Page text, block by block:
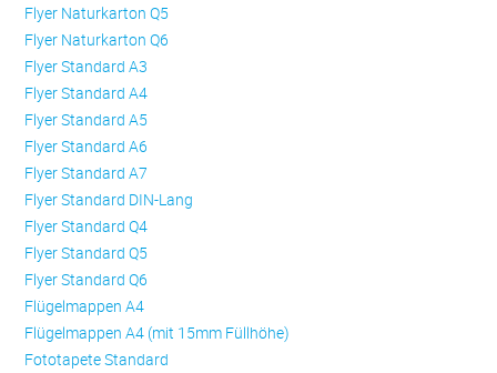
Flyer Naturkarton Q5
Flyer Naturkarton Q6
Flyer Standard A3
Flyer Standard A4
Flyer Standard A5
Flyer Standard A6
Flyer Standard A7
Flyer Standard DIN-Lang
Flyer Standard Q4
Flyer Standard Q5
Flyer Standard Q6
Flügelmappen A4
Flügelmappen A4 (mit 15mm Füllhöhe)
Fototapete Standard